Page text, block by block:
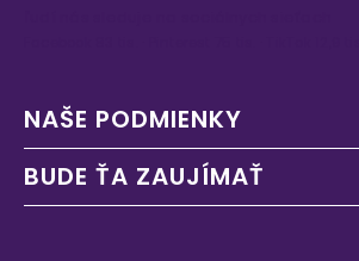
NAŠE PODMIENKY
BUDE ŤA ZAUJÍMAŤ